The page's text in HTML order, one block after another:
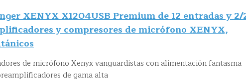
XENYX X1204USB Premium de 12 entradas y 2/
y compresores de micrófono XENYX,
de micrófono Xenyx vanguardistas con alimentación fantasma
de gama alta